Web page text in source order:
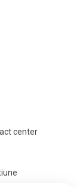
center